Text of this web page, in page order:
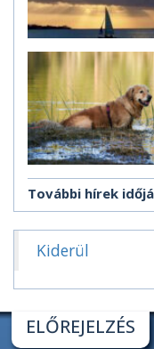
További hírek
Kiderül
ELŐREJELZÉS